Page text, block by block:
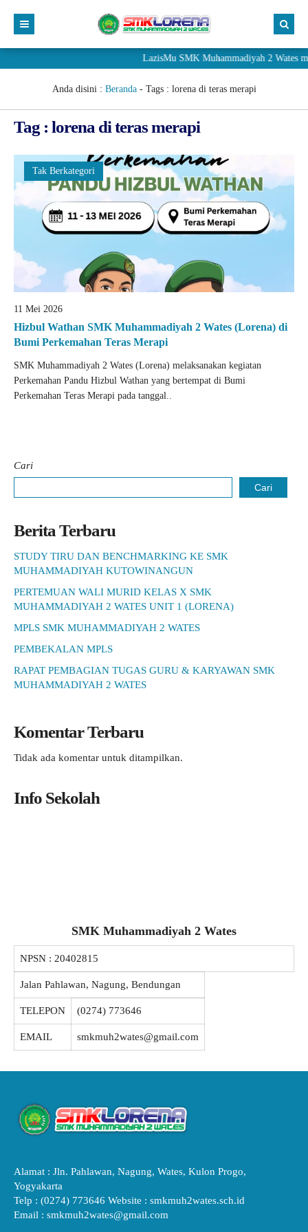
LazisMu SMK Muhammadiyah 2 Wates
Anda disini : Beranda- Tags : lorena di teras merapi
Tag : lorena di teras merapi
Tak Berkategori
11 Mei 2026
Hizbul Wathan SMK Muhammadiyah 2 Wates (Lorena) di
Bumi Perkemahan Teras Merapi
SMK Muhammadiyah 2 Wates (Lorena) melaksanakan kegiatan
Perkemahan Pandu Hizbul Wathan yang bertempat di Bumi
Perkemahan Teras Merapi pada tanggal..
Cari
Cari
Berita Terbaru
STUDY TIRU DAN BENCHMARKING KE SMK
MUHAMMADIYAH KUTOWINANGUN
PERTEMUAN WALI MURID KELAS X SMK
MUHAMMADIYAH 2 WATES UNIT 1 (LORENA)
MPLS SMK MUHAMMADIYAH 2 WATES
PEMBEKALAN MPLS
RAPAT PEMBAGIAN TUGAS GURU & KARYAWAN SMK
MUHAMMADIYAH 2 WATES
Komentar Terbaru
Tidak ada komentar untuk ditampilkan.
Info Sekolah
SMK Muhammadiyah 2 Wates
NPSN : 20402815
Jalan Pahlawan, Nagung, Bendungan
TELEPON (0274) 773646
EMAIL smkmuh2wates@gmail.com
Alamat : Jln. Pahlawan, Nagung, Wates, Kulon Progo,
Yogyakarta
Telp : (0274) 773646 Website : smkmuh2wates.sch.id
Email : smkmuh2wates@gmail.com